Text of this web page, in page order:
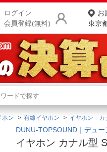
ログイン
会員登録(無料)
お
東京
商品を
ランキン
カテゴリ
ホン 有線イヤホン イヤホン カ
DUNU-TOPSOUND｜デュー
イヤホン カナル型